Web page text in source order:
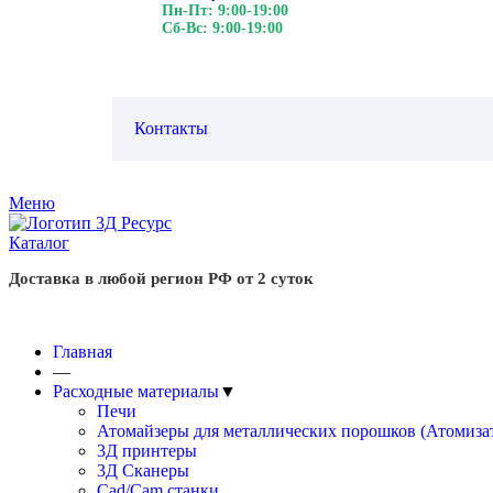
Пн-Пт: 9:00-19:00
Сб-Вс: 9:00-19:00
Контакты
Меню
Каталог
Доставка в любой регион РФ от 2 суток
Главная
—
Расходные материалы▼
Печи
Атомайзеры для металлических порошков
3Д принтеры
3Д Сканеры